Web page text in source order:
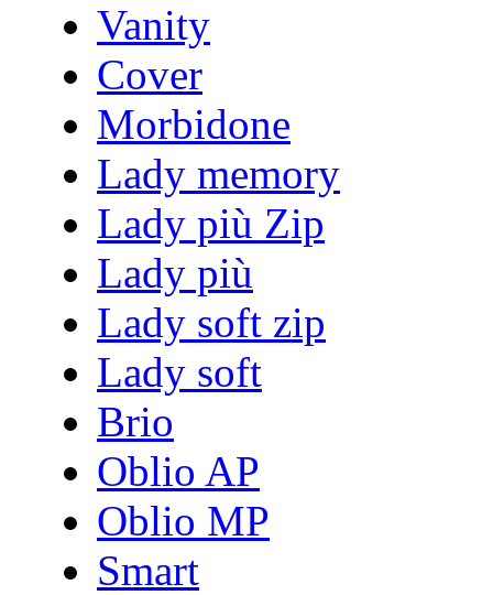
Vanity
Cover
Morbidone
Lady memory
Lady più Zip
Lady più
Lady soft zip
Lady soft
Brio
Oblio AP
Oblio MP
Smart